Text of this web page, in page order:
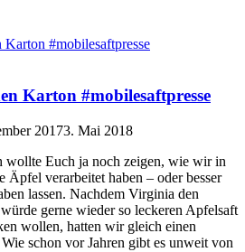
Karton #mobilesaftpresse
20173. Mai 2018
Euch ja noch zeigen, wie wir in
Äpfel verarbeitet haben – oder besser
lassen. Nachdem Virginia den
gerne wieder so leckeren Apfelsaft
wollen, hatten wir gleich einen
schon vor Jahren gibt es unweit von